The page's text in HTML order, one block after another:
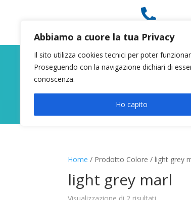
Abbiamo a cuore la tua Privacy
Il sito utilizza cookies tecnici per poter
Proseguendo con la navigazione dichiari di
conoscenza.
Ho capito

Home / Prodotto Colore / light grey
light grey marl